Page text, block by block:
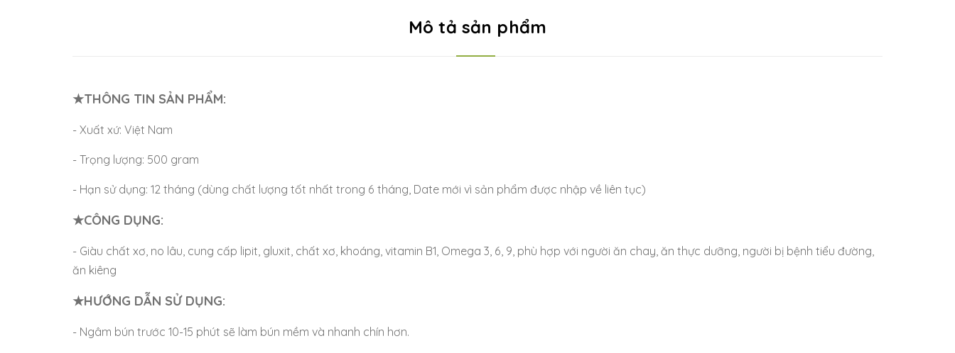
Mô tả sản phẩm
★THÔNG TIN SẢN PHẨM:
- Xuất xứ: Việt Nam
- Trọng lượng: 500 gram
- Hạn sử dụng: 12 tháng (dùng chất lượng tốt nhất trong 6 tháng, Date mới vì sản phẩm được nhập về liên tục)
★CÔNG DỤNG:
- Giàu chất xơ, no lâu, cung cấp lipit, gluxit, chất xơ, khoáng, vitamin B1, Omega 3, 6, 9, phù hợp với người ăn chay, ăn thực dưỡng, người bị bệnh tiểu đường,
ăn kiêng
★HƯỚNG DẪN SỬ DỤNG:
- Ngâm bún trước 10-15 phút sẽ làm bún mềm và nhanh chín hơn.